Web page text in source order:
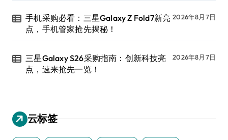
手机采购必看：三星Galaxy Z Fold7新亮
点，手机管家抢先揭秘！
2026年8月7日
三星Galaxy S26采购指南：创新科技亮
点，速来抢先一览！
2026年8月7日
云标签